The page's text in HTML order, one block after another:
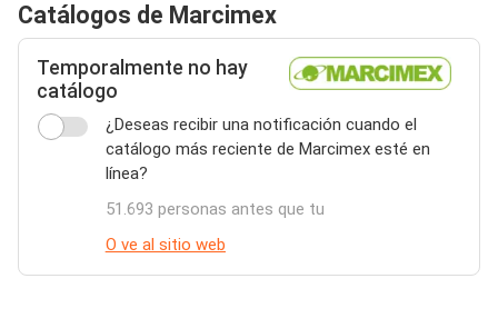
Catálogos de Marcimex
Temporalmente no hay
catálogo
¿Deseas recibir una notificación cuando el
catálogo más reciente de Marcimex esté en
línea?
51.693 personas antes que tu
O ve al sitio web